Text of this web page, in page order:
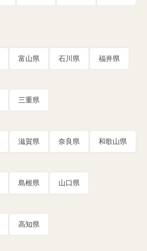
富山県 石川県 福井県
三重県
滋賀県 奈良県 和歌山県
島根県 山口県
高知県